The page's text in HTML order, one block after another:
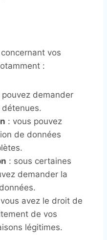
vos
:
pouvez demander
détenues.
: vous pouvez
de données
: sous certaines
demander la
avez le droit de
de vos
légitimes.